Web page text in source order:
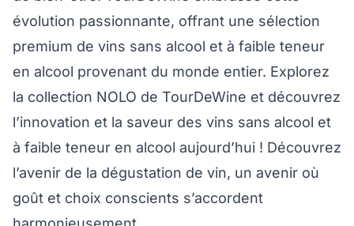
évolution passionnante, offrant une sélection
premium de vins sans alcool et à faible teneur
en alcool provenant du monde entier. Explorez
la collection NOLO de TourDeWine et découvrez
l’innovation et la saveur des vins sans alcool et
à faible teneur en alcool aujourd’hui ! Découvrez
l’avenir de la dégustation de vin, un avenir où
goût et choix conscients s’accordent